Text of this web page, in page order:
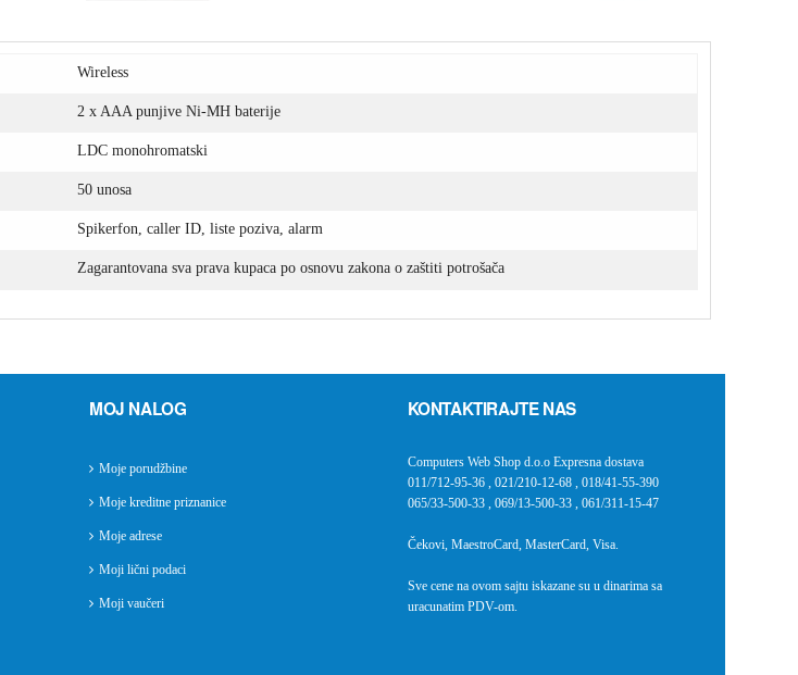
Wireless
2 x AAA punjive Ni-MH baterije
LDC monohromatski
50 unosa
Spikerfon, caller ID, liste poziva, alarm
Zagarantovana sva prava kupaca po osnovu zakona o zaštiti potrošača
MOJ NALOG
Moje porudžbine
Moje kreditne priznanice
Moje adrese
Moji lični podaci
Moji vaučeri
KONTAKTIRAJTE NAS
Computers Web Shop d.o.o Expresna dostava
011/712-95-36, 021/210-12-68, 018/41-55-390
065/33-500-33, 069/13-500-33, 061/311-15-47
Čekovi, MaestroCard, MasterCard, Visa.
Sve cene na ovom sajtu iskazane su u dinarima sa
uracunatim PDV-om.